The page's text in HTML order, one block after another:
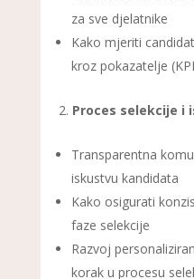
za sve djelatnike
Kako mjeriti
kroz pokazatelje
Proces selekcije i
Transparentna
iskustvu kandidata
Kako osigurati
faze selekcije
Razvoj
korak u procesu